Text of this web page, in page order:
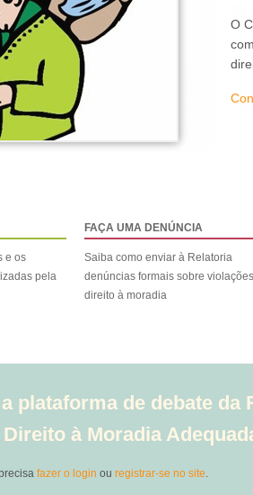
O
e os
pela
FAÇA UMA DENÚNCIA
Saiba como enviar à Relatoria
denúncias formais sobre
direito à moradia
plataforma de debate da
à Moradia
fazer o login ou registrar-se no site.